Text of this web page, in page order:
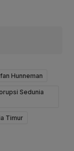
Hunneman
Sedunia
Timur